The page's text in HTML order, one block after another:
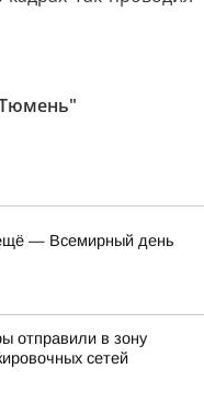
— Всемирный день
отправили в зону
сетей